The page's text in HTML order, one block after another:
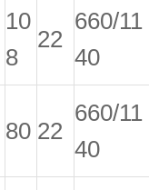
10
8
22
660/11
40
80 22
660/11
40